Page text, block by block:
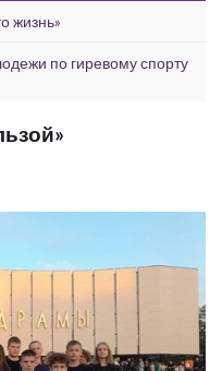
жизнь»
по гиревому спорту